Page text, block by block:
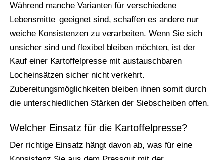
Während manche Varianten für verschiedene
Lebensmittel geeignet sind, schaffen es andere nur
weiche Konsistenzen zu verarbeiten. Wenn Sie sich
unsicher sind und flexibel bleiben möchten, ist der
Kauf einer Kartoffelpresse mit austauschbaren
Locheinsätzen sicher nicht verkehrt.
Zubereitungsmöglichkeiten bleiben ihnen somit durch
die unterschiedlichen Stärken der Siebscheiben offen.
Welcher Einsatz für die Kartoffelpresse?
Der richtige Einsatz hängt davon ab, was für eine